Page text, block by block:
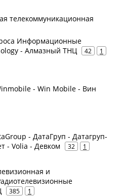
телекоммуникационная
Информационные
- Алмазный ТНЦ
42 1
- Win Mobile - Вин
- ДатаГруп - Датагруп-
- Volia - Девком
32 1
и
385 1